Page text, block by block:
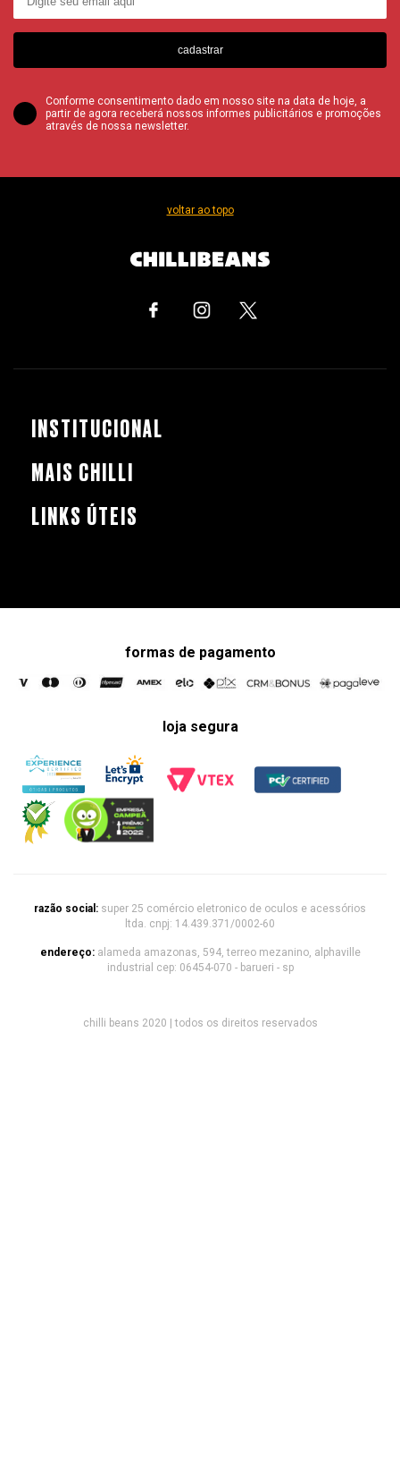
cadastrar
Conforme consentimento dado em nosso site na data de hoje, a
partir de agora receberá nossos informes publicitários e promoções
através de nossa newsletter.
voltar ao topo
INSTITUCIONAL
MAIS CHILLI
LINKS ÚTEIS
formas de pagamento
loja segura
razão social: super 25 comércio eletronico de oculos e acessórios
ltda. cnpj: 14.439.371/0002-60
endereço: alameda amazonas, 594, terreo mezanino, alphaville
industrial cep: 06454-070 - barueri - sp
chilli beans 2020 | todos os direitos reservados